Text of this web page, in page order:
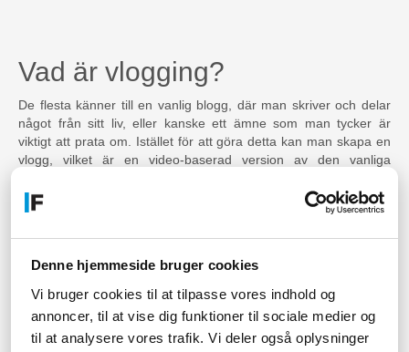
Denne hjemmeside bruger cookies
Vi bruger cookies til at tilpasse vores indhold og
annoncer, til at vise dig funktioner til sociale medier og
til at analysere vores trafik. Vi deler også oplysninger
Vad är vlogging?
De flesta känner till en vanlig blogg, där man skriver och delar
något från sitt liv, eller kanske ett ämne som man tycker är
viktigt att prata om. Istället för att göra detta kan man skapa en
vlogg, vilket är en video-baserad version av den vanliga
vilket ger en helt annan upplevelse av dig och det sätt du delar
med dig av ditt liv och dina åsikter - alltså genom vlogging.
verkligen får uppleva dig och din personlighet. Oavsett vad din
passion är, eller vad du vill dela med världen, är det uppenbart
att göra det genom vlogging.